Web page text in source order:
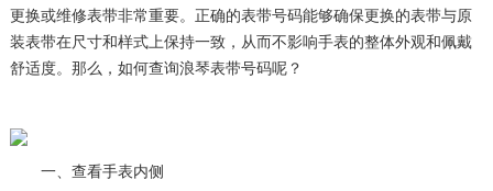
更换或维修表带非常重要。正确的表带号码能够确保更换的表带与原
装表带在尺寸和样式上保持一致，从而不影响手表的整体外观和佩戴
舒适度。那么，如何查询浪琴表带号码呢？
一、查看手表内侧